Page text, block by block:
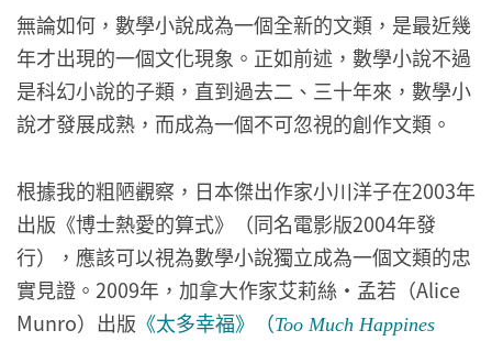
無論如何，數學小說成為一個全新的文類，是最近幾
年才出現的一個文化現象。正如前述，數學小說不過
是科幻小說的子類，直到過去二、三十年來，數學小
說才發展成熟，而成為一個不可忽視的創作文類。
根據我的粗陋觀察，日本傑出作家小川洋子在2003年
出版《博士熱愛的算式》（同名電影版2004年發
行），應該可以視為數學小說獨立成為一個文類的忠
實見證。2009年，加拿大作家艾莉絲・孟若（Alice
Munro）出版 《太多幸福》（Too Much Happines